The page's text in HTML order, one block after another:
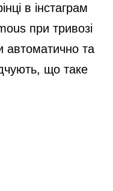
в інстаграм
при тривозі
автоматично та
що таке